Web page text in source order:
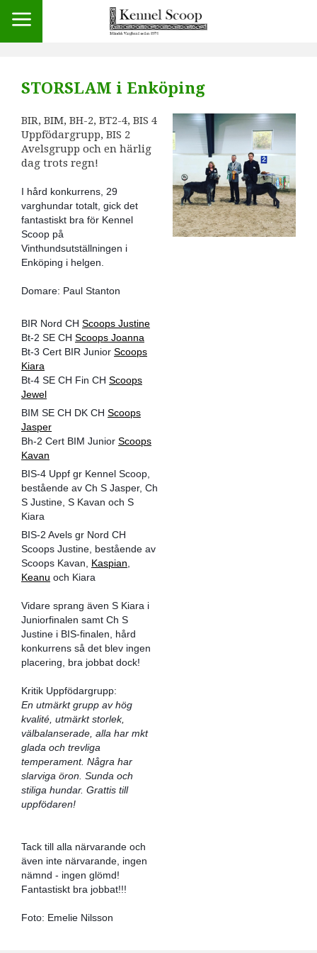
STORSLAM i Enköping
BIR, BIM, BH-2, BT2-4, BIS 4
Uppfödargrupp, BIS 2
Avelsgrupp och en härlig
dag trots regn!
I hård konkurrens, 29
varghundar totalt, gick det
fantastiskt bra för Kennel
Scoop på
Vinthundsutställningen i
Enköping i helgen.
Domare: Paul Stanton
BIR Nord CH Scoops Justine
Bt-2 SE CH Scoops Joanna
Bt-3 Cert BIR Junior Scoops
Kiara
Bt-4 SE CH Fin CH Scoops
Jewel
BIM SE CH DK CH Scoops
Jasper
Bh-2 Cert BIM Junior Scoops
Kavan
BIS-4 Uppf gr Kennel Scoop,
bestående av Ch S Jasper, Ch
S Justine, S Kavan och S
Kiara
BIS-2 Avels gr Nord CH
Scoops Justine, bestående av
Scoops Kavan, Kaspian
Keanu och Kiara
​Vidare sprang även S Kiara i
Juniorfinalen samt Ch S
Justine i BIS-finalen, hård
konkurrens så det blev ingen
placering, bra jobbat dock!
Kritik Uppfödargrupp:
En utmärkt grupp av hög
kvalité, utmärkt storlek,
välbalanserade, alla har mkt
glada och trevliga
temperament. Några har
slarviga öron. Sunda och
stiliga hundar. Grattis till
uppfödaren!
​Tack till alla närvarande och
även inte närvarande, ingen
nämnd - ingen glömd!
Fantastiskt bra jobbat!!!
Foto: Emelie Nilsson